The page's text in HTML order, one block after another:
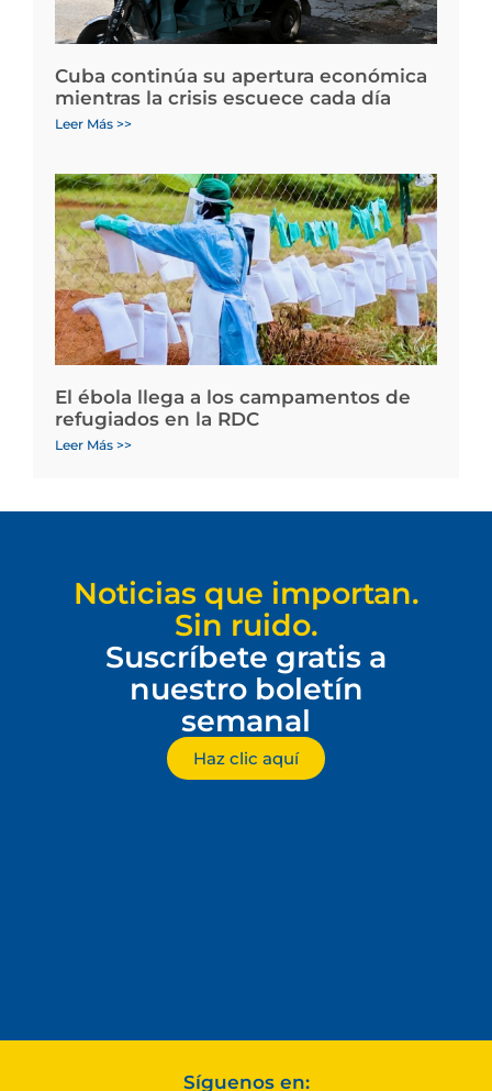
Cuba continúa su apertura económica
mientras la crisis escuece cada día
Leer Más >>
El ébola llega a los campamentos de
refugiados en la RDC
Leer Más >>
Noticias que importan.
Sin ruido.
Suscríbete gratis a
nuestro boletín
semanal
Haz clic aquí
Síguenos en: